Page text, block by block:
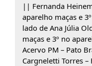
|| Fernanda
aparelho maças e
lado de Ana Júlia
maças e 3º no
Acervo PM – Pato
Cargneletti Torres –